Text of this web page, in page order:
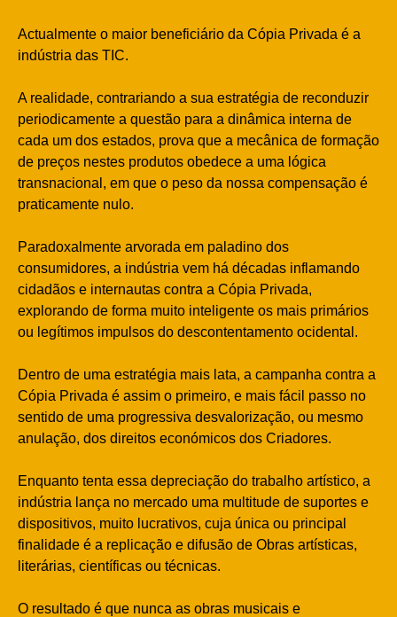
Actualmente o maior beneficiário da Cópia Privada é a
indústria das TIC.
A realidade, contrariando a sua estratégia de reconduzir
periodicamente a questão para a dinâmica interna de
cada um dos estados, prova que a mecânica de formação
de preços nestes produtos obedece a uma lógica
transnacional, em que o peso da nossa compensação é
praticamente nulo.
Paradoxalmente arvorada em paladino dos
consumidores, a indústria vem há décadas inflamando
cidadãos e internautas contra a Cópia Privada,
explorando de forma muito inteligente os mais primários
ou legítimos impulsos do descontentamento ocidental.
Dentro de uma estratégia mais lata, a campanha contra a
Cópia Privada é assim o primeiro, e mais fácil passo no
sentido de uma progressiva desvalorização, ou mesmo
anulação, dos direitos económicos dos Criadores.
Enquanto tenta essa depreciação do trabalho artístico, a
indústria lança no mercado uma multitude de suportes e
dispositivos, muito lucrativos, cuja única ou principal
finalidade é a replicação e difusão de Obras artísticas,
literárias, científicas ou técnicas.
O resultado é que nunca as obras musicais e